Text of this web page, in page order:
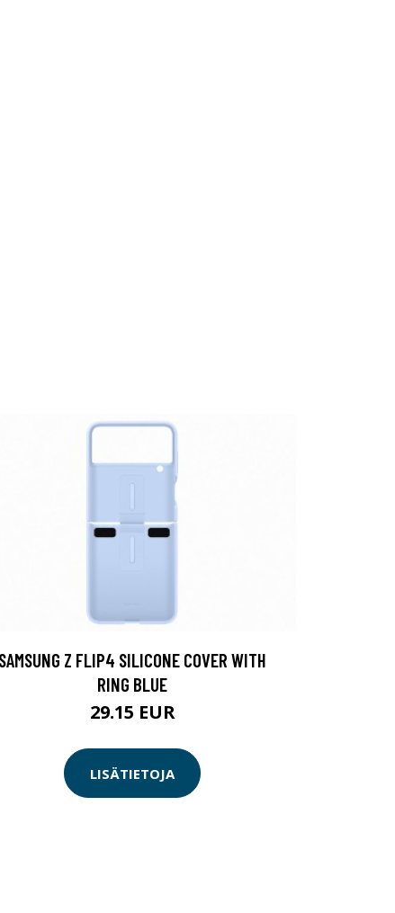
SAMSUNG Z FLIP4 SILICONE COVER WITH
RING BLUE
29.15 EUR
LISÄTIETOJA